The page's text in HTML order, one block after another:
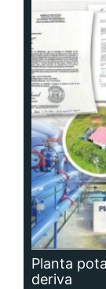
Planta
deriva